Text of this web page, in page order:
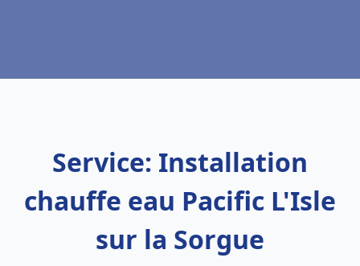
Service: Installation
chauffe eau Pacific L'Isle
sur la Sorgue